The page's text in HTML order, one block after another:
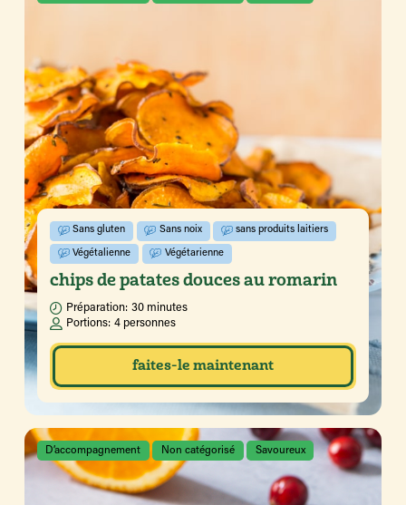
Sans gluten Sans noix sans produits laitiers
Végétalienne Végétarienne
chips de patates douces au romarin
Préparation: 30 minutes
Portions: 4 personnes
faites-le maintenant
D’accompagnement Non catégorisé Savoureux